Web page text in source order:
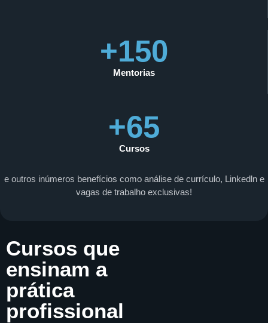
+150
Mentorias
+65
Cursos
e outros inúmeros benefícios como análise de currículo, Linkedln e
vagas de trabalho exclusivas!
Cursos que
ensinam a
prática
profissional